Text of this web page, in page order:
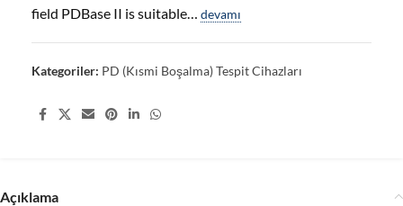
field PDBase II is suitable… devamı
Kategoriler: PD (Kısmi Boşalma) Tespit Cihazları
Share:
Açıklama